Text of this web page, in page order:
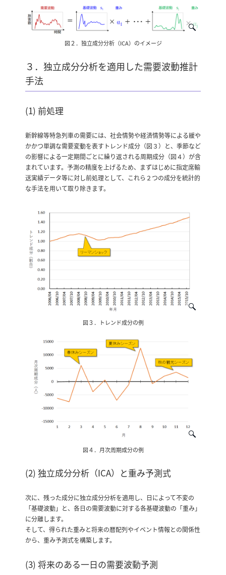
図２．独立成分分析（ICA）のイメージ
３．独立成分分析を適用した需要波動推計
手法
(1) 前処理
新幹線等特急列車の需要には、社会情勢や経済情勢等による緩や
かかつ単調な需要変動を表すトレンド成分（図３）と、季節など
の影響による一定期間ごとに繰り返される周期成分（図４）が含
まれています。予測の精度を上げるため、まずはじめに指定席輸
送実績データ等に対し前処理として、これら２つの成分を統計的
な手法を用いて取り除きます。
図３．トレンド成分の例
図４．月次周期成分の例
(2) 独立成分分析（ICA）と重み予測式
次に、残った成分に独立成分分析を適用し、日によって不変の
「基礎波動」と、各日の需要波動に対する各基礎波動の「重み」
に分離します。
そして、得られた重みと将来の暦配列やイベント情報との関係性
から、重み予測式を構築します。
(3) 将来のある一日の需要波動予測